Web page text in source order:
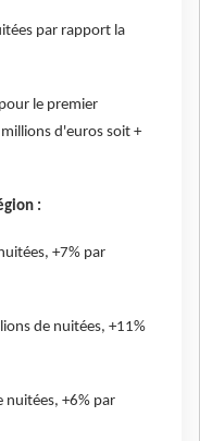
par rapport la
le premier
d'euros soit +
:
+7% par
de nuitées, +11%
nuitées, +6% par